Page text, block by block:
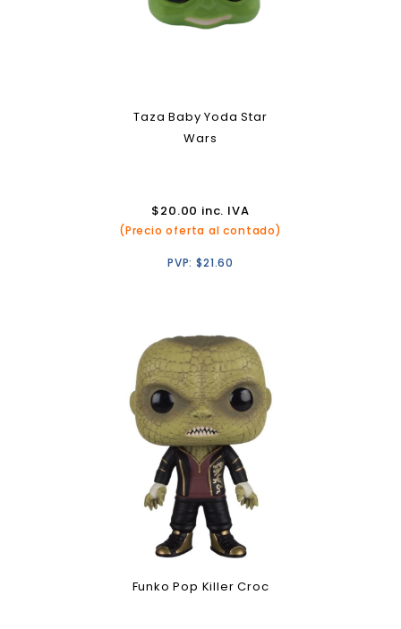
Taza Baby Yoda Star
Wars
$20.00 inc. IVA
(Precio oferta al contado)
PVP:$21.60
Funko Pop Killer Croc